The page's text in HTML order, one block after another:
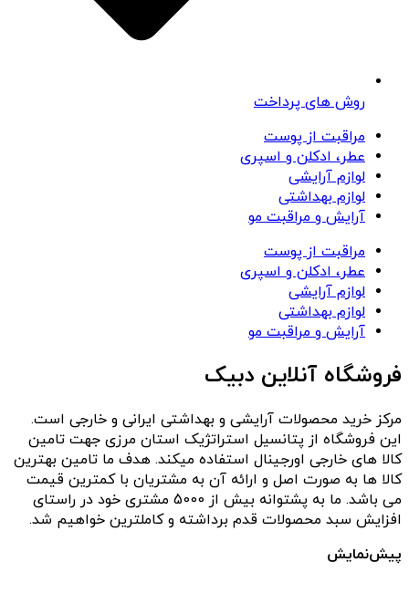
روش های پرداخت
مراقبت از پوست
عطر، ادکلن و اسپری
لوازم آرایشی
لوازم بهداشتی
آرایش و مراقبت مو
مراقبت از پوست
عطر، ادکلن و اسپری
لوازم آرایشی
لوازم بهداشتی
آرایش و مراقبت مو
فروشگاه آنلاین دبیک
مرکز خرید محصولات آرایشی و بهداشتی ایرانی و خارجی است.
این فروشگاه از پتانسیل استراتژیک استان مرزی جهت تامین
کالا های خارجی اورجینال استفاده میکند. هدف ما تامین بهترین
کالا ها به صورت اصل و ارائه آن به مشتریان با کمترین قیمت
می باشد. ما به پشتوانه بیش از 5000 مشتری خود در راستای
افزایش سبد محصولات قدم برداشته و کاملترین خواهیم شد.
پیش‌نمایش